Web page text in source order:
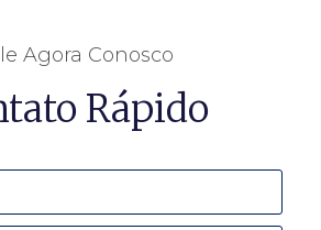
Agora Conosco
Rápido